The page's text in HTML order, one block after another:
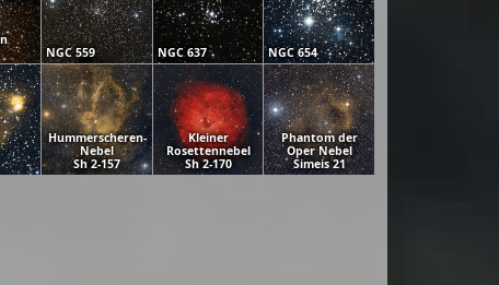
NGC 559 NGC 637 NGC 654
Hummerscheren-
Nebel
Sh 2-157
Kleiner
Rosettennebel
Sh 2-170
Phantom der
Oper Nebel
Simeis 21